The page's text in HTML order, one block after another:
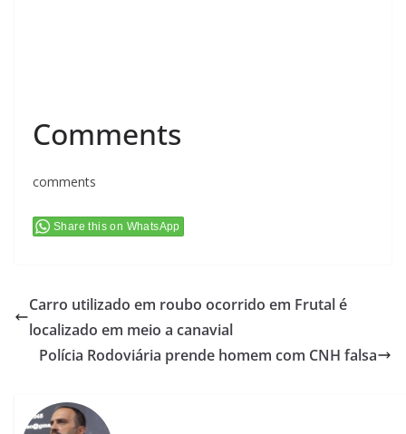
Comments
comments
Share this on WhatsApp
Carro utilizado em roubo ocorrido em Frutal é
localizado em meio a canavial
Polícia Rodoviária prende homem com CNH falsa